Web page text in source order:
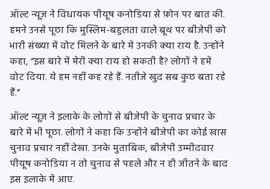
ऑल्ट न्यूज़ ने विधायक पीयूष कनोडिया से फ़ोन पर बात की.
हमने उनसे पूछा कि मुस्लिम-बहुलता वाले बूथ पर बीजेपी को
भारी संख्या में वोट मिलने के बारे में उनकी क्या राय है. उन्होंने
कहा, “इस बारे में मेरी क्या राय हो सकती है? लोगों ने हमें
वोट दिया. ये हम नहीं कह रहे हैं. नतीजे खुद सब कुछ बता रहे
हैं.”
ऑल्ट न्यूज़ ने इलाके के लोगों से बीजेपी के चुनाव प्रचार के
बारे में भी पूछा. लोगों ने कहा कि उन्होंने बीजेपी का कोई खास
चुनाव प्रचार नहीं देखा. उनके मुताबिक, बीजेपी उम्मीदवार
पीयूष कनोडिया न तो चुनाव से पहले और न ही जीतने के बाद
इस इलाके में आए.